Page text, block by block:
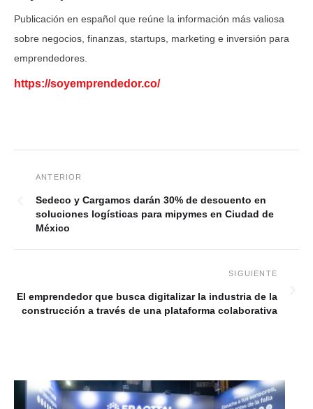
Publicación en español que reúne la información más valiosa
sobre negocios, finanzas, startups, marketing e inversión para
emprendedores.
https://soyemprendedor.co/
Sedeco y Cargamos darán 30% de descuento en
soluciones logísticas para mipymes en Ciudad de
México
El emprendedor que busca digitalizar la industria de la
construcción a través de una plataforma colaborativa